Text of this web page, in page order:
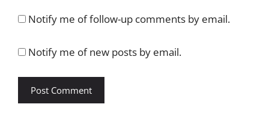
Notify me of follow-up comments by email.
Notify me of new posts by email.